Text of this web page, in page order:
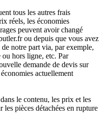
tous les autres frais
réels, les économies
peuvent avoir changé
ou depuis que vous avez
notre part via, par exemple,
ou hors ligne, etc. Par
demande de devis sur
actuellement
le contenu, les prix et les
pièces détachées en rupture